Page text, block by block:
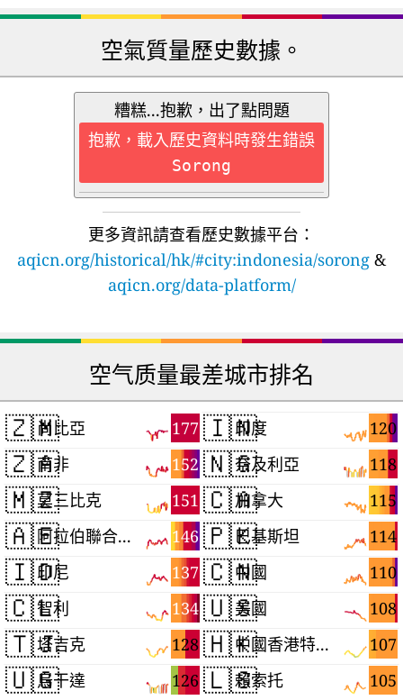
空氣質量歷史數據。
糟糕...抱歉，出了點問題
抱歉，載入歷史資料時發生錯誤
Sorong
更多資訊請查看歷史數據平台：
aqicn.org/historical/hk/#city:indonesia/sorong &
aqicn.org/data-platform/
空气质量最差城市排名
🇿🇲 177
尚比亞
🇿🇦 152
南非
🇲🇿 151
莫三比克
🇦🇪 146
阿拉伯聯合大公國
🇮🇩 137
印尼
🇨🇱 134
智利
🇹🇯 128
塔吉克
🇺🇬 126
烏干達
🇮🇳 120
印度
🇳🇬 118
奈及利亞
🇨🇦 115
加拿大
🇵🇰 114
巴基斯坦
🇨🇳 110
中國
🇺🇸 108
美國
🇭🇰 107
中國香港特別行政區
🇱🇸 105
賴索托